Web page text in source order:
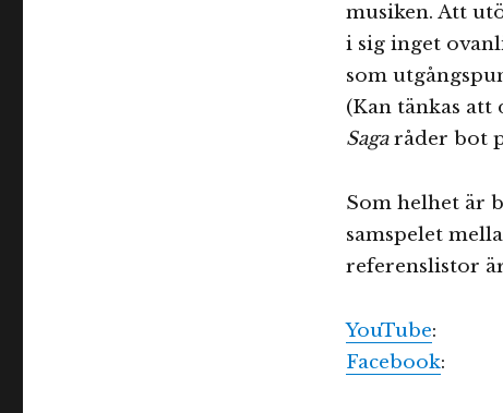
musiken. Att
i sig inget
som
(Kan tänkas
Sagaråder bot
Som helhet är
samspelet
referenslistor
YouTube:
Facebook: